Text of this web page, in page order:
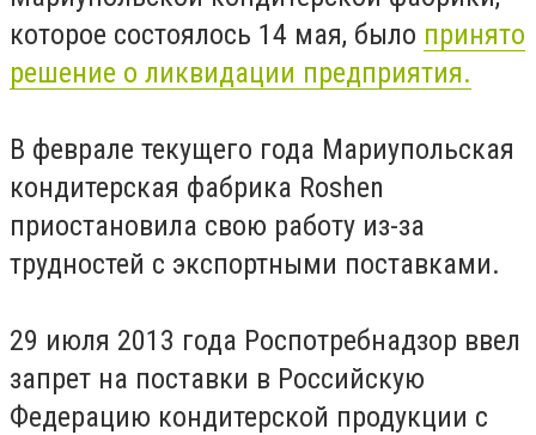
которое состоялось 14 мая, было принято
решение о ликвидации предприятия.
В феврале текущего года Мариупольская
кондитерская фабрика Roshen
приостановила свою работу из-за
трудностей с экспортными поставками.
29 июля 2013 года Роспотребнадзор ввел
запрет на поставки в Российскую
Федерацию кондитерской продукции с